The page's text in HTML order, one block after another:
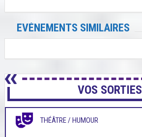
EVÉNEMENTS SIMILAIRES
VOS SORTIES
THÉÂTRE / HUMOUR